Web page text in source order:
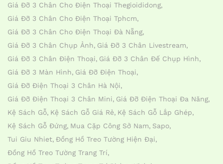
Giá Đỡ 3 Chân Cho Điện Thoại Thegioididong
Giá Đỡ 3 Chân Cho Điện Thoại Tphcm
Giá Đỡ 3 Chân Cho Điện Thoại Đà Nẵng
Giá Đỡ 3 Chân Chụp Ảnh Giá Đỡ 3 Chân Livestream
Giá Đỡ 3 Chân Điện Thoại Giá Đỡ 3 Chân Đế Chụp Hình
Giá Đỡ 3 Màn Hình Giá Đỡ Điện Thoại
Giá Đỡ Điện Thoại 3 Chân Hà Nội
Giá Đỡ Điện Thoại 3 Chân Mini Giá Đỡ Điện Thoại Đa Năng
Kệ Sách Gỗ Kệ Sách Gỗ Giá Rẻ Kệ Sách Gỗ Lắp Ghép
Kệ Sách Gỗ Đứng Mua Cặp Công Sở Nam Sapo
Tui Giu Nhiet Đồng Hồ Treo Tường Hiện Đại
Đồng Hồ Treo Tường Trang Trí